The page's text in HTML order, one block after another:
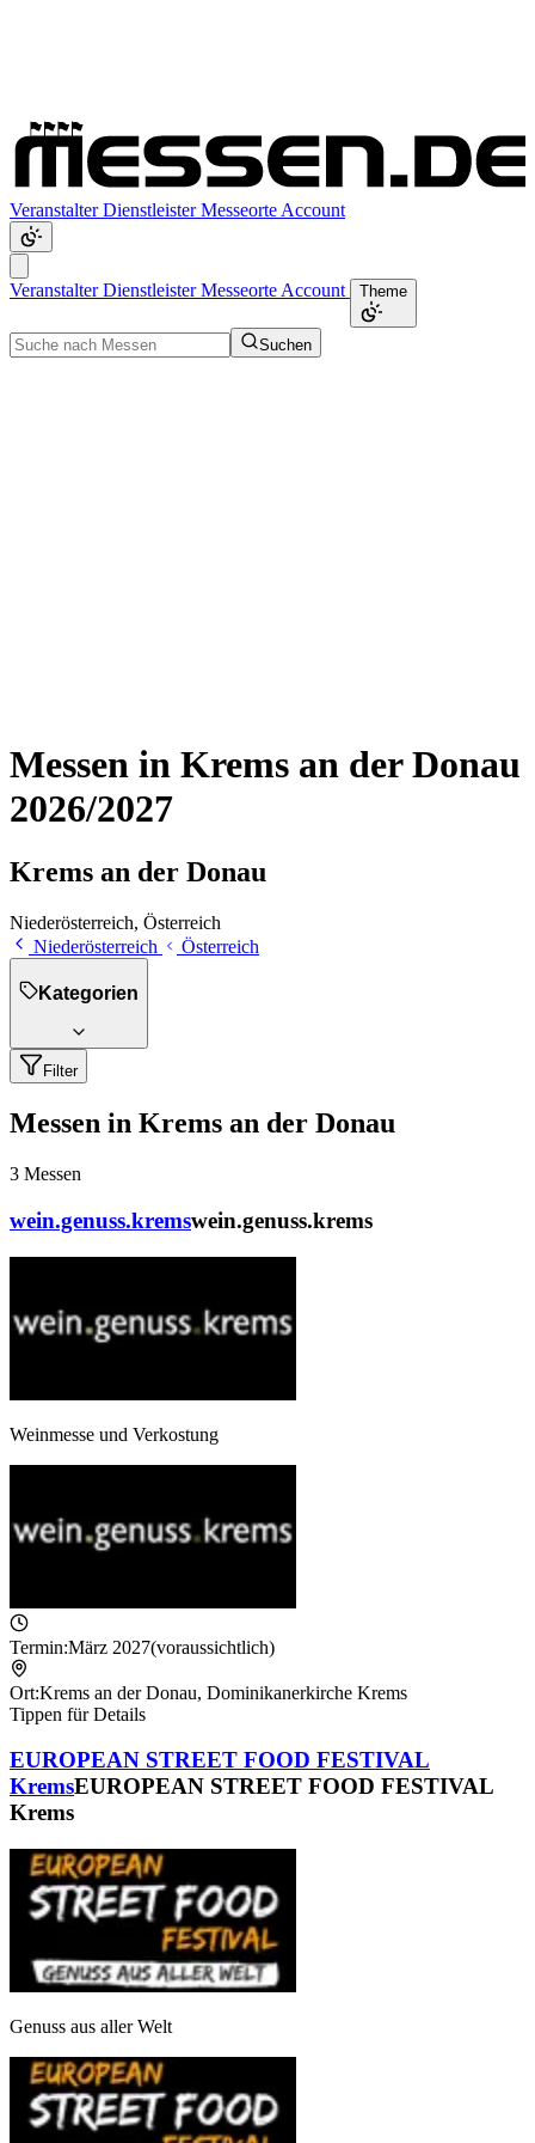
VeranstalterDienstleisterMesseorte Account
VeranstalterDienstleisterMesseorte Account Theme
Suchen
Messen in Krems an der Donau
2026/2027
Krems an der Donau
Niederösterreich, Österreich
Niederösterreich
Österreich
Kategorien
Filter
Messen in Krems an der Donau
3 Messen
wein.genuss.kremswein.genuss.krems
Weinmesse und Verkostung
Termin:März 2027(voraussichtlich)
Ort:Krems an der Donau, Dominikanerkirche Krems
Tippen für Details
EUROPEAN STREET FOOD FESTIVAL
KremsEUROPEAN STREET FOOD FESTIVAL
Krems
Genuss aus aller Welt